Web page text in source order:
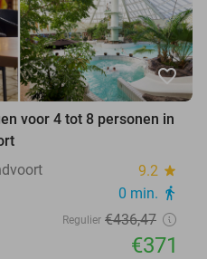
favorite_border
voor 4 tot 8 personen in
9.2 star
0 min. directions_walk
Regulier €436,47
€371